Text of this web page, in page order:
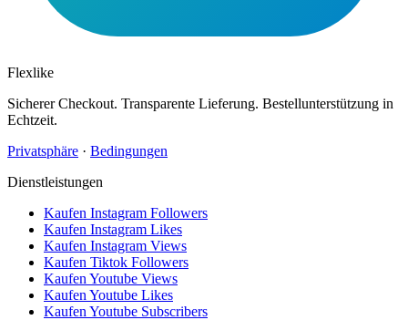
Flexlike
Sicherer Checkout. Transparente Lieferung. Bestellunterstützung in
Echtzeit.
Privatsphäre · Bedingungen
Dienstleistungen
Kaufen Instagram Followers
Kaufen Instagram Likes
Kaufen Instagram Views
Kaufen Tiktok Followers
Kaufen Youtube Views
Kaufen Youtube Likes
Kaufen Youtube Subscribers